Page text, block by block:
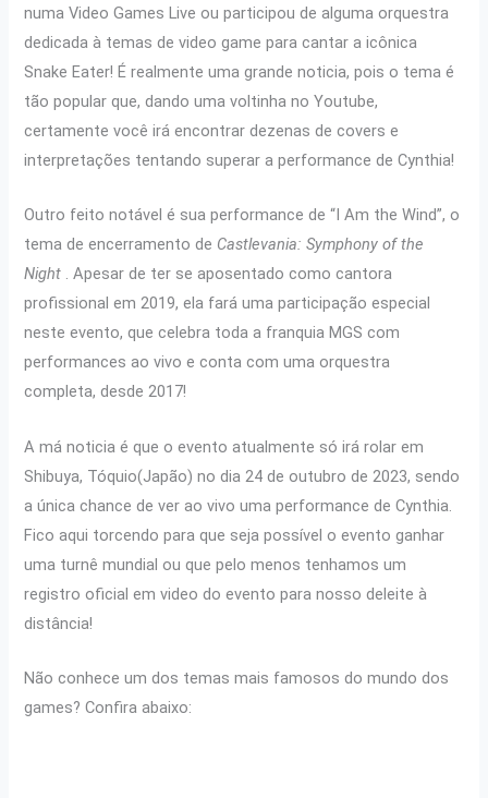
numa Video Games Live ou participou de alguma orquestra
dedicada à temas de video game para cantar a icônica
Snake Eater! É realmente uma grande noticia, pois o tema é
tão popular que, dando uma voltinha no Youtube,
certamente você irá encontrar dezenas de covers e
interpretações tentando superar a performance de Cynthia!
Outro feito notável é sua performance de “I Am the Wind”, o
tema de encerramento de Castlevania: Symphony of the
Night . Apesar de ter se aposentado como cantora
profissional em 2019, ela fará uma participação especial
neste evento, que celebra toda a franquia MGS com
performances ao vivo e conta com uma orquestra
completa, desde 2017!
A má noticia é que o evento atualmente só irá rolar em
Shibuya, Tóquio(Japão) no dia 24 de outubro de 2023, sendo
a única chance de ver ao vivo uma performance de Cynthia.
Fico aqui torcendo para que seja possível o evento ganhar
uma turnê mundial ou que pelo menos tenhamos um
registro oficial em video do evento para nosso deleite à
distância!
Não conhece um dos temas mais famosos do mundo dos
games? Confira abaixo: